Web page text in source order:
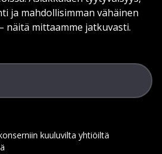
ja mahdollisimman vähäinen
näitä mittaamme jatkuvasti.
kuuluvilta yhtiöiltä